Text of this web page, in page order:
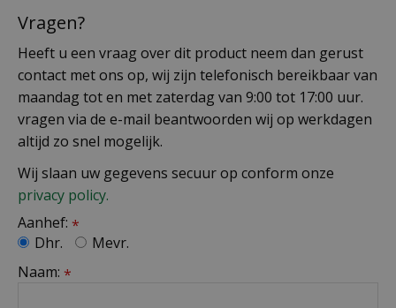
Vragen?
Heeft u een vraag over dit product neem dan gerust
contact met ons op, wij zijn telefonisch bereikbaar van
maandag tot en met zaterdag van 9:00 tot 17:00 uur.
vragen via de e-mail beantwoorden wij op werkdagen
altijd zo snel mogelijk.
Wij slaan uw gegevens secuur op conform onze
privacy policy.
Aanhef: *
Dhr.
Mevr.
Naam: *